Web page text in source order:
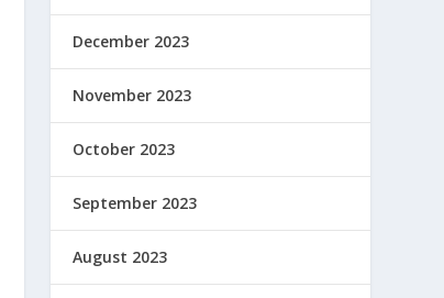
December 2023
November 2023
October 2023
September 2023
August 2023